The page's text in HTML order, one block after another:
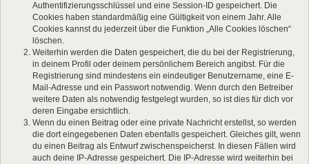
Authentifizierungsschlüssel und eine Session-ID gespeichert. Die
Cookies haben standardmäßig eine Gültigkeit von einem Jahr. Alle
Cookies kannst du jederzeit über die Funktion „Alle Cookies löschen“
löschen.
Weiterhin werden die Daten gespeichert, die du bei der Registrierung,
in deinem Profil oder deinem persönlichem Bereich angibst. Für die
Registrierung sind mindestens ein eindeutiger Benutzername, eine E-
Mail-Adresse und ein Passwort notwendig. Wenn durch den Betreiber
weitere Daten als notwendig festgelegt wurden, so ist dies für dich vor
deren Eingabe ersichtlich.
Wenn du einen Beitrag oder eine private Nachricht erstellst, so werden
die dort eingegebenen Daten ebenfalls gespeichert. Gleiches gilt, wenn
du einen Beitrag als Entwurf zwischenspeicherst. In diesen Fällen wird
auch deine IP-Adresse gespeichert. Die IP-Adresse wird weiterhin bei